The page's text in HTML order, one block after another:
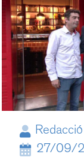
Redacció
27/09/